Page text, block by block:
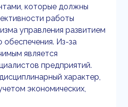
которые должны
работы
управления развитием
Из-за
является
предприятий.
характер,
экономических,